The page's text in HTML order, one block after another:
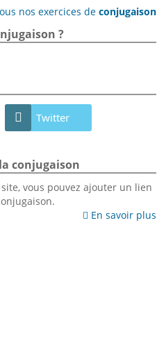
nos exercices deconjugaison
?
 Twitter
conjugaison
vous pouvez ajouter un lien
 En savoir plus